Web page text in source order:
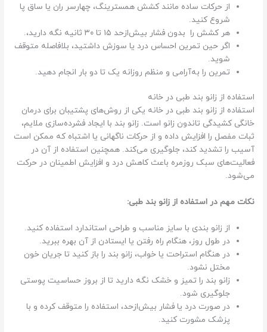
از حرکات ساده مانند کشش همسترینگ، چهارسر ران یا ساق پا
شروع کنید.
هر کشش را بدون فشار بیش‌ازحد ۱۵ تا ۳۰ ثانیه نگه دارید،.
اگر حین تمرین احساس درد یا سوزش داشتید، بلافاصله متوقف
شوید.
تمرین را به‌آرامی و منظم روزانه یک تا دو بار انجام دهید.
استفاده از زانو بند طبی در خانه
استفاده از زانو بند طبی در خانه یکی از روش‌های پشتیبان برای درمان
خانگی کشیدگی تاندون زانو است. زانو بند با ایجاد فشرده‌سازی ملایم،
ثبات مفصل را افزایش داده و از حرکات ناگهانی یا اشتباه که ممکن است
آسیب را تشدید کند، جلوگیری می‌کند. همچنین استفاده از آن در
فعالیت‌های سبک روزمره باعث کاهش درد و افزایش اطمینان در حرکت
می‌شود.
نکات مهم در استفاده از زانو بند طبی:
از زانو بندی با سایز مناسب و طراحی استاندارد استفاده کنید.
در طول روز، هنگام راه رفتن یا ایستادن از آن بهره ببرید.
در هنگام استراحت یا خواب، زانو بند را باز کنید تا جریان خون
مختل نشود.
زانو بند را تمیز و خشک نگه دارید تا از بروز حساسیت پوستی
جلوگیری شود.
در صورت درد یا فشار بیش‌ازحد، استفاده را متوقف کرده و با
پزشک مشورت کنید.